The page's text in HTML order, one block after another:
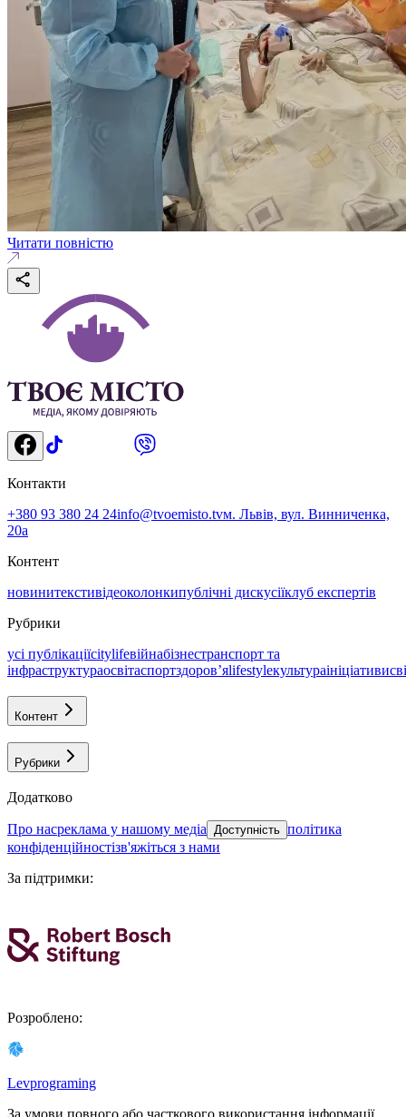
Читати повністю
Контакти
+380 93 380 24 24info@tvoemisto.tvм. Львів, вул. Винниченка,
20а
Контент
новинитекстивідеоколонкипублічні дискусіїклуб експертів
Рубрики
усі публікаціїcitylifeвійнабізнестранспорт та
інфраструктураосвітаспортздоровʼяlifestyleкультураініціативи
Контент
Рубрики
Додатково
про насреклама у нашому медіа Доступність політика
конфіденційностізв'яжіться з нами
За підтримки:
Розроблено:
Levprograming
За умови повного або часткового використання iнформацiї